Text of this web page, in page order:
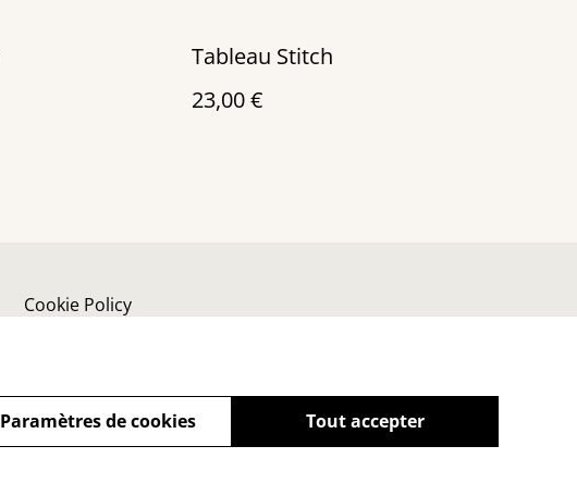
Tableau Stitch
23,00 €
Cookie Policy
Tout accepter
Paramètres de cookies